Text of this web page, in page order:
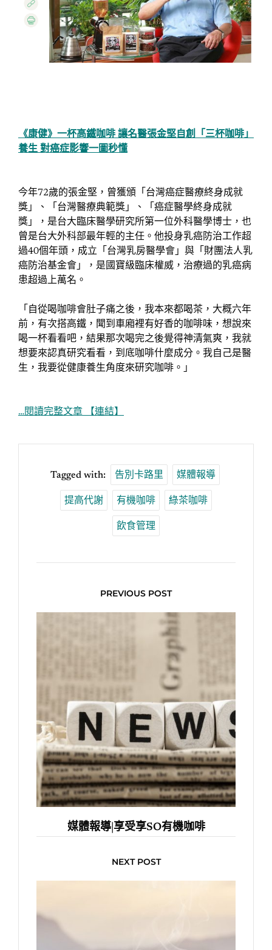
《康健》一杯高鐵咖啡 讓名醫張金堅自創「三杯咖啡」
養生 對癌症影響一圖秒懂
今年72歲的張金堅，曾獲頒「台灣癌症醫療終身成就
獎」、「台灣醫療典範獎」、「癌症醫學終身成就
獎」，是台大臨床醫學研究所第一位外科醫學博士，也
曾是台大外科部最年輕的主任。他投身乳癌防治工作超
過40個年頭，成立「台灣乳房醫學會」與「財團法人乳
癌防治基金會」，是國寶級臨床權威，治療過的乳癌病
患超過上萬名。
「自從喝咖啡會肚子痛之後，我本來都喝茶，大概六年
前，有次搭高鐵，聞到車廂裡有好香的咖啡味，想說來
喝一杯看看吧，結果那次喝完之後覺得神清氣爽，我就
想要來認真研究看看，到底咖啡什麼成分。我自己是醫
生，我要從健康養生角度來研究咖啡。」
…閱讀完整文章 【連結】
Tagged with: 告別卡路里 媒體報導
提高代謝 有機咖啡 綠茶咖啡
飲食管理
PREVIOUS POST
媒體報導|享受享SO有機咖啡
NEXT POST